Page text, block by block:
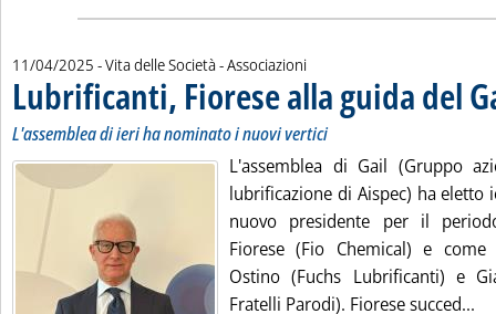
11/04/2025 - Vita delle Società - Associazioni
Lubrificanti, Fiorese alla guida del
L'assemblea di ieri ha nominato i nuovi vertici
L'assemblea di Gail (Gruppo
lubrificazione di Aispec) ha eletto
nuovo presidente per il
Fiorese (Fio Chemical) e
Ostino (Fuchs Lubrificanti) e
Fratelli Parodi). Fiorese succed...